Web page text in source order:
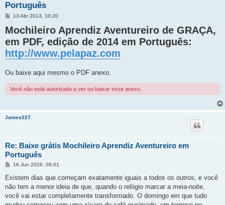
Português
M
n
s
a
g
e
m
13 Abr 2013, 10:20
Mochileiro Aprendiz Aventureiro de GRAÇA,
em PDF, edição de 2014 em Português:
http://www.pelapaz.com
Ou baixe aqui mesmo o PDF anexo.
Você não está autorizado a ver ou baixar esse anexo.
James227
Re: Baixe grátis Mochileiro Aprendiz Aventureiro em
Português
M
n
a
g
16 Jun 2026, 09:01
Existem dias que começam exatamente iguais a todos os outros, e você
não tem a menor ideia de que, quando o relógio marcar a meia-noite,
você vai estar completamente transformado. O domingo em que tudo